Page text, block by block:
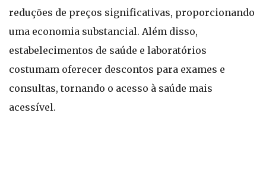
reduções de preços significativas, proporcionando
uma economia substancial. Além disso,
estabelecimentos de saúde e laboratórios
costumam oferecer descontos para exames e
consultas, tornando o acesso à saúde mais
acessível.